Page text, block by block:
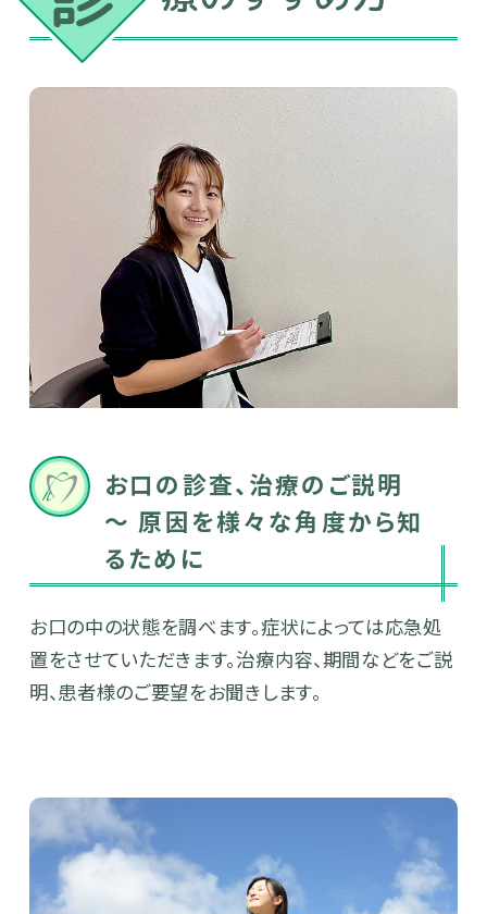
お口の診査、治療のご説明
～ 原因を様々な角度から知
るために
お口の中の状態を調べます。症状によっては応急処
置をさせていただきます。治療内容、期間などをご説
明、患者様のご要望をお聞きします。